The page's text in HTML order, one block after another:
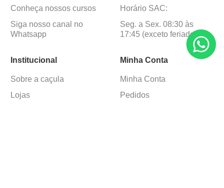
Conheça nossos cursos
Siga nosso canal no
Whatsapp
Horário SAC:
Seg. a Sex. 08:30 às
17:45 (exceto feriados)
Institucional
Sobre a caçula
Lojas
Minha Conta
Minha Conta
Pedidos